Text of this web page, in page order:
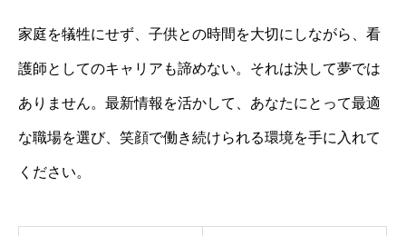
家庭を犠牲にせず、子供との時間を大切にしながら、看
護師としてのキャリアも諦めない。それは決して夢では
ありません。最新情報を活かして、あなたにとって最適
な職場を選び、笑顔で働き続けられる環境を手に入れて
ください。